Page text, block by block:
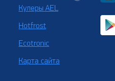
Кулеры AEL
Hotfrost
Ecotronic
Карта сайта